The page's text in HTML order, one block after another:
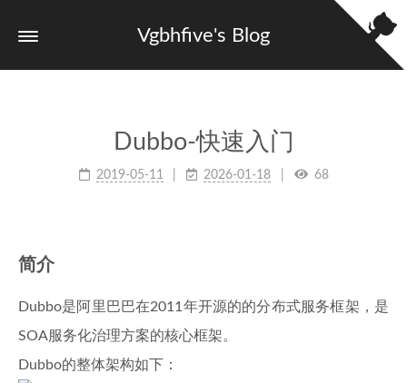
Vgbhfive's Blog
Dubbo-快速入门
2019-05-11 2026-01-18 68
简介
Dubbo是阿里巴巴在2011年开源的的分布式服务框架，是
SOA服务化治理方案的核心框架。
Dubbo的整体架构如下：